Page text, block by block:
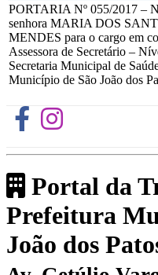
PORTARIA Nº 055/2017 –
senhora MARIA DOS
MENDES para o cargo em
Assessora de Secretário –
Secretaria Municipal de
Município de São João dos
Portal da
Prefeitura
João dos